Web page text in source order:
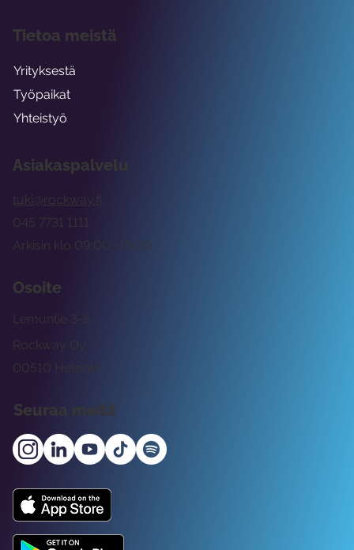
Asiakaspalvelu
tuki@rockway.fi
Arkisin klo 09:00 -15:00
045 7731 1111
Osoite
Rockway Oy
Lemuntie 3-5
00510 Helsinki
Seuraa meitä
Tietoa meistä
Yrityksestä
Työpaikat
Yhteistyö